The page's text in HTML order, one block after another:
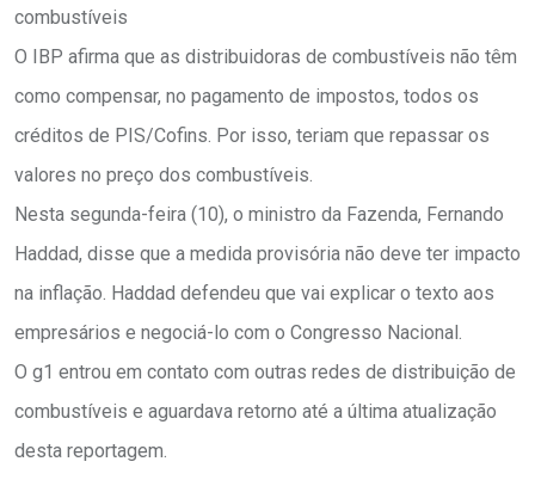
combustíveis
O IBP afirma que as distribuidoras de combustíveis não têm
como compensar, no pagamento de impostos, todos os
créditos de PIS/Cofins. Por isso, teriam que repassar os
valores no preço dos combustíveis.
Nesta segunda-feira (10), o ministro da Fazenda, Fernando
Haddad, disse que a medida provisória não deve ter impacto
na inflação. Haddad defendeu que vai explicar o texto aos
empresários e negociá-lo com o Congresso Nacional.
O g1 entrou em contato com outras redes de distribuição de
combustíveis e aguardava retorno até a última atualização
desta reportagem.